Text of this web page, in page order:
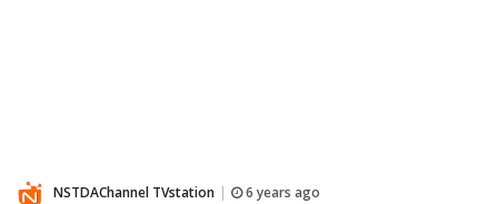
NSTDAChannel TVstation 6 years ago